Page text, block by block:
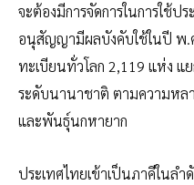
จะต้องมีการจัดการในการใช้
อนุสัญญามีผลบังคับใช้ในปี พ
ทะเบียนทั่วโลก 2,119 แห่ง แ
ระดับนานาชาติ ตามความห
และพันธุ์นกหายาก
ประเทศไทยเข้าเป็นภาคีในล